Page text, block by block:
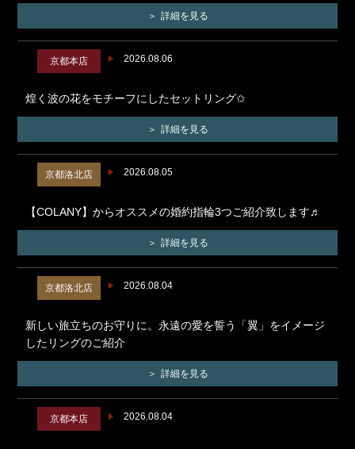
詳細を見る
2026.08.06
京都本店
煌く波の花をモチーフにしたセットリング✩
詳細を見る
2026.08.05
京都洛北店
【COLANY】からオススメの婚約指輪3つご紹介致します♬
詳細を見る
2026.08.04
京都洛北店
新しい旅立ちのお守りに。永遠の愛を誓う「翼」をイメージ
したリングのご紹介
詳細を見る
2026.08.04
京都本店